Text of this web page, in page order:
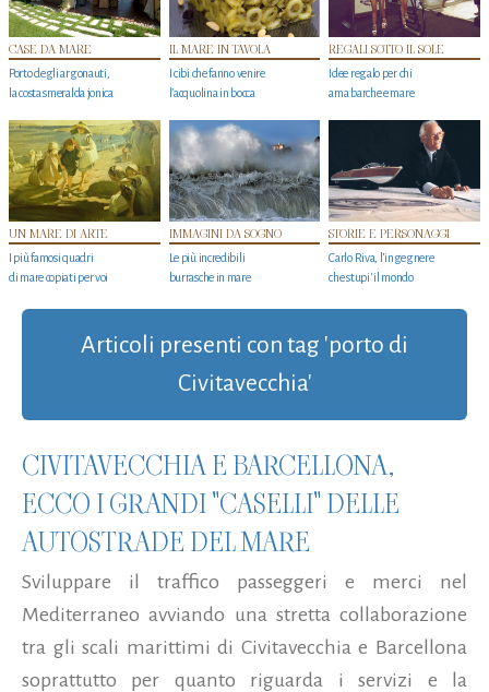
CASE DA MARE
Porto degli argonauti,
la costa smeralda jonica
IL MARE IN TAVOLA
I cibi che fanno venire
l’acquolina in bocca
REGALI SOTTO IL SOLE
Idee regalo per chi
ama barche e mare
UN MARE DI ARTE
I più famosi quadri
di mare copiati per voi
IMMAGINI DA SOGNO
Le più incredibili
burrasche in mare
STORIE E PERSONAGGI
Carlo Riva, l’ingegnere
che stupi' il mondo
Articoli presenti con tag 'porto di
Civitavecchia'
CIVITAVECCHIA E BARCELLONA,
ECCO I GRANDI "CASELLI" DELLE
AUTOSTRADE DEL MARE
Sviluppare il traffico passeggeri e merci nel
Mediterraneo avviando una stretta collaborazione
tra gli scali marittimi di Civitavecchia e Barcellona
soprattutto per quanto riguarda i servizi e la